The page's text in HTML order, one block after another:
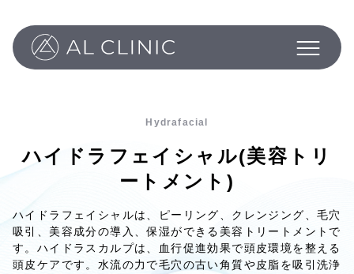
Philosophy
Column
Inquiry
Hydrafacial
ハイドラフェイシャル(美容トリ
ートメント)
ハイドラフェイシャルは、ピーリング、クレンジング、毛穴
吸引、美容成分の導入、保湿ができる美容トリートメントで
す。ハイドラスカルプは、血行促進効果で頭皮環境を整える
頭皮ケアです。水流の力で毛穴の古い角質や皮脂を吸引洗浄